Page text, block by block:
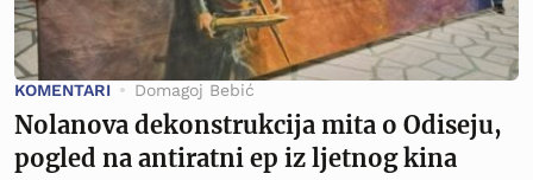
KOMENTARI Domagoj Bebić
Nolanova dekonstrukcija mita o Odiseju,
pogled na antiratni ep iz ljetnog kina